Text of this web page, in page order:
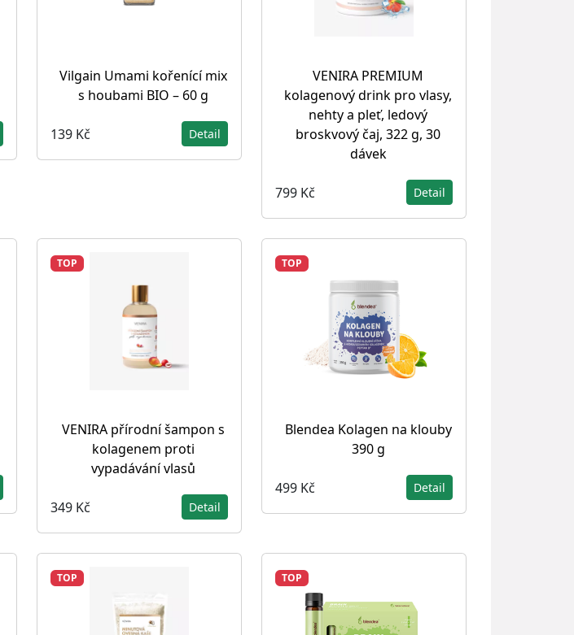
Vilgain Umami kořenící mix
s houbami BIO – 60 g
139 Kč Detail
VENIRA PREMIUM
kolagenový drink pro vlasy,
nehty a pleť, ledový
broskvový čaj, 322 g, 30
dávek
799 Kč Detail
TOP
VENIRA přírodní šampon s
kolagenem proti
vypadávání vlasů
349 Kč Detail
TOP
Blendea Kolagen na klouby
390 g
499 Kč Detail
TOP TOP